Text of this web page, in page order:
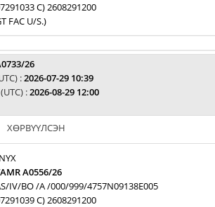
C) 2608291200
FAC U/S.)
26
:2026-07-29 10:39
:2026-08-29 12:00
ХӨРВҮҮЛСЭН
A0556/26
IV/BO /A /000/999/4757N09138E005
C) 2608291200